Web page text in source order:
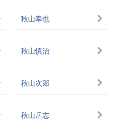
秋山幸也
秋山慎治
秋山次郎
秋山岳志